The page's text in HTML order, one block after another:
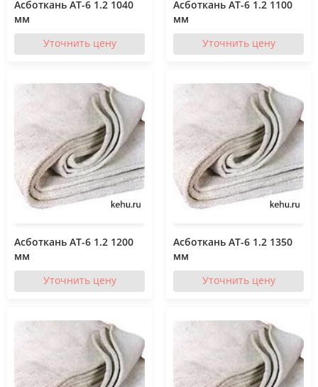
Асботкань АТ-6 1.2 1040
мм
Уточнить цену
Асботкань АТ-6 1.2 1100
мм
Уточнить цену
Асботкань АТ-6 1.2 1200
мм
Уточнить цену
Асботкань АТ-6 1.2 1350
мм
Уточнить цену